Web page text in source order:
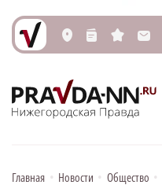
L n s M
Главная • Новости • Общество •